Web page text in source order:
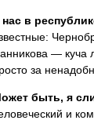
в
— куча
за
быть, я
и